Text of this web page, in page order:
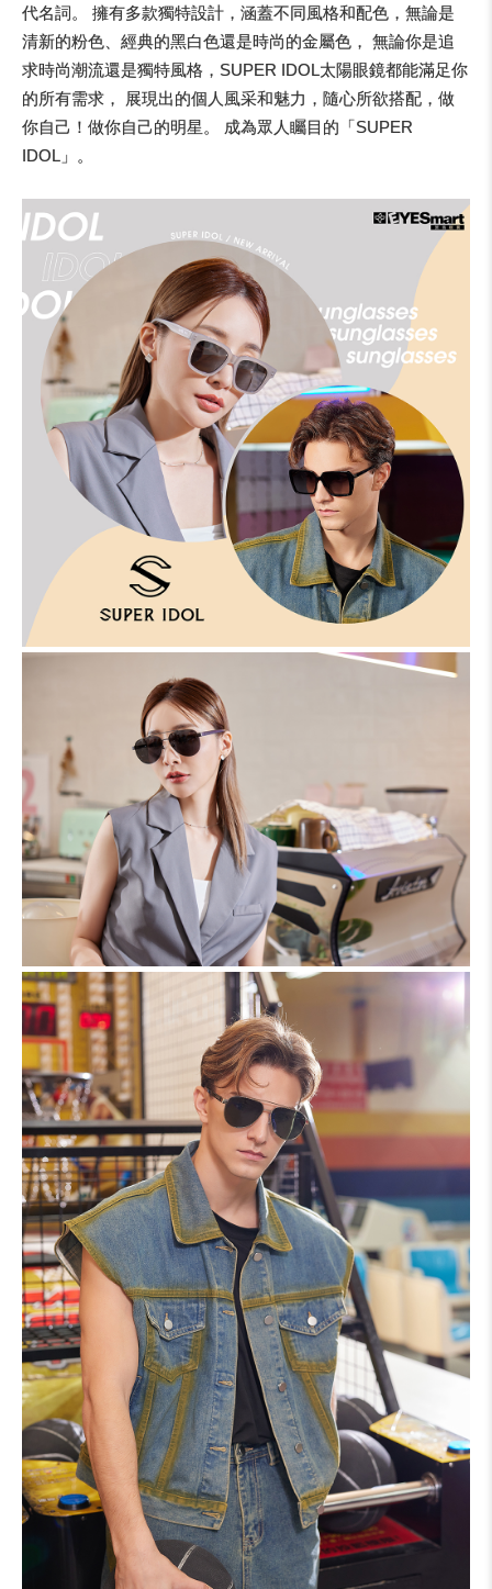
代名詞。 擁有多款獨特設計，涵蓋不同風格和配色，無論是
清新的粉色、經典的黑白色還是時尚的金屬色， 無論你是追
求時尚潮流還是獨特風格，SUPER IDOL太陽眼鏡都能滿足你
的所有需求， 展現出的個人風采和魅力，隨心所欲搭配，做
你自己！做你自己的明星。 成為眾人矚目的「SUPER
IDOL」。